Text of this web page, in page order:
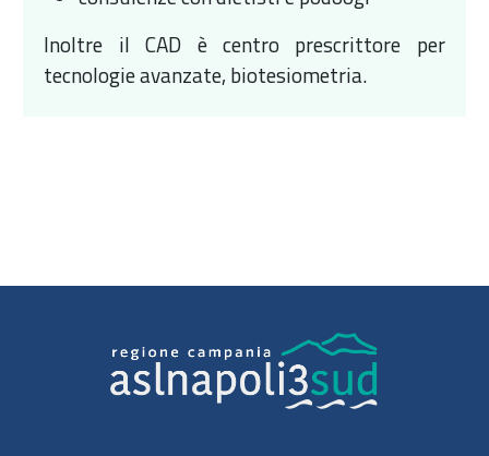
Inoltre il CAD è centro prescrittore per
tecnologie avanzate, biotesiometria.